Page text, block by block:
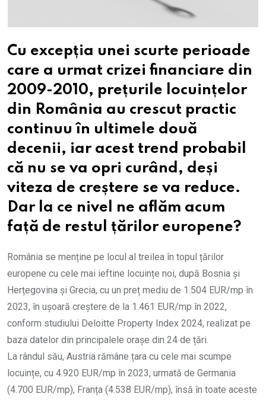
Cu excepția unei scurte perioade
care a urmat crizei financiare din
2009-2010, prețurile locuințelor
din România au crescut practic
continuu în ultimele două
decenii, iar acest trend probabil
că nu se va opri curând, deși
viteza de creștere se va reduce.
Dar la ce nivel ne aflăm acum
față de restul țărilor europene?
România se menține pe locul al treilea în topul țărilor
europene cu cele mai ieftine locuințe noi, după Bosnia și
Herțegovina și Grecia, cu un preț mediu de 1.504 EUR/mp în
2023, în ușoară creștere de la 1.461 EUR/mp în 2022,
conform studiului Deloitte Property Index 2024, realizat pe
baza datelor din principalele orașe din 24 de țări.
La rândul său, Austria rămâne țara cu cele mai scumpe
locuințe, cu 4.920 EUR/mp în 2023, urmată de Germania
(4.700 EUR/mp), Franța (4.538 EUR/mp), însă în toate aceste